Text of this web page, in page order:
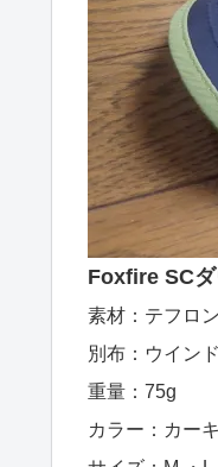
Foxfire SC
素材：テフロ
別布：ウイン
重量：75g
カラー：カー